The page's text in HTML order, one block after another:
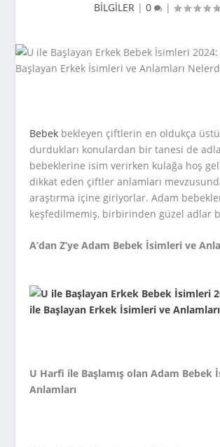
BİLGİLER | 0 |
Bebek bekleyen çiftlerin en oldukça
durdukları konulardan bir tanesi de
bebeklerine isim verirken kulağa hoş
dikkat eden çiftler anlamları
araştırma içine giriyorlar. Adam
keşfedilmemiş, birbirinden güzel adlar
A’dan Z’ye Adam Bebek İsimleri ve
U Harfi ile Başlamış olan Adam Bebek
Anlamları